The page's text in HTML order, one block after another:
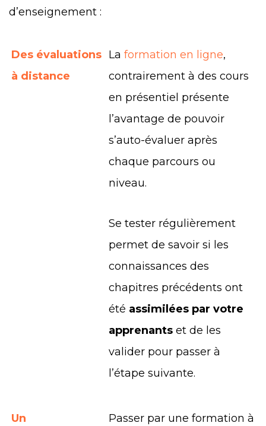
d’enseignement :
Des évaluations
à distance
La formation en ligne,
contrairement à des cours
en présentiel présente
l’avantage de pouvoir
s’auto-évaluer après
chaque parcours ou
niveau.
Se tester régulièrement
permet de savoir si les
connaissances des
chapitres précédents ont
été assimilées par votre
apprenants et de les
valider pour passer à
l’étape suivante.
Un
Passer par une formation à